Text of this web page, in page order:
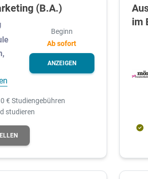
(B.A.)
Beginn
Ab sofort
ANZEIGEN
0 € Studiengebühren
studieren
im